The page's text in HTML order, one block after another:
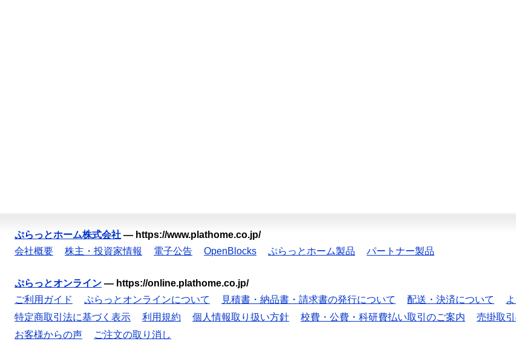
ぷらっとホーム株式会社 — https://www.plathome.co.jp/
会社概要
株主・投資家情報 電子公告 OpenBlocks ぷらっとホーム製品 パートナー製品
ぷらっとオンライン — https://online.plathome.co.jp/
ご利用ガイド
ぷらっとオンラインについて 見積書・納品書・請求書の発行について 配送・決済について
特定商取引法に基づく表示
利用規約 個人情報取り扱い方針 校費・公費・科研費払い取引のご案内 売掛取
お客様からの声
ご注文の取り消し